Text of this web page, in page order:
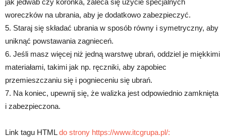
woreczków na ubrania, aby je dodatkowo zabezpieczyć.
5. Staraj się składać ubrania w sposób równy i symetryczny, aby
uniknąć powstawania zagnieceń.
6. Jeśli masz więcej niż jedną warstwę ubrań, oddziel je miękkimi
materiałami, takimi jak np. ręczniki, aby zapobiec
przemieszczaniu się i pognieceniu się ubrań.
7. Na koniec, upewnij się, że walizka jest odpowiednio zamknięta
i zabezpieczona.
Link tagu HTMLdo strony https://www.itcgrupa.pl/: